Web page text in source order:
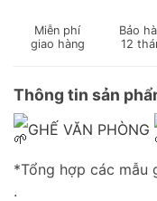
Miễn phí
giao hàng
Bảo
12
Thông tin sản
GHẾ VĂN PHÒNG
*Tổng hợp các mẫu
.